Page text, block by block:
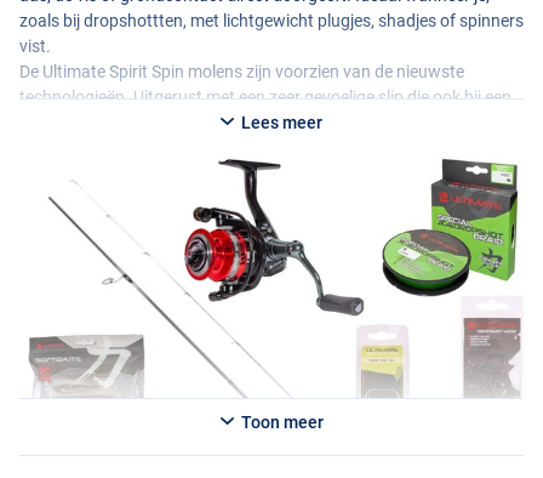
zoals bij dropshottten, met lichtgewicht plugjes, shadjes of spinners
vist.
De Ultimate Spirit Spin molens zijn voorzien van de nieuwste
technologieën. Uitgerust met een zeer gevoelige slip die ook bij een
langdurige dril een regelmatige weerstand geeft en een slinger met
Specificaties:
Ultimate Light Jig & Dropshot hengel
- Lengte/werpgewicht: 1,90m / 3-12g (gewicht 86g)
- Lengte/werpgewicht: 2,10m / 5-15g (gewicht 98g)
- 24T carbon blank
DPSmolenhouder
EVAhandvat
Ultimate Spirit Spin 1000
Lees meer
Toon meer